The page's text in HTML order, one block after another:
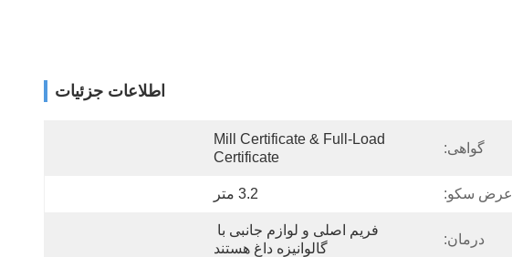
اطلاعات جزئیات
گواهی:
Mill Certificate & Full-Load
Certificate
عرض سکو: 3.2 متر
درمان:
گالوانیزه داغ هستند